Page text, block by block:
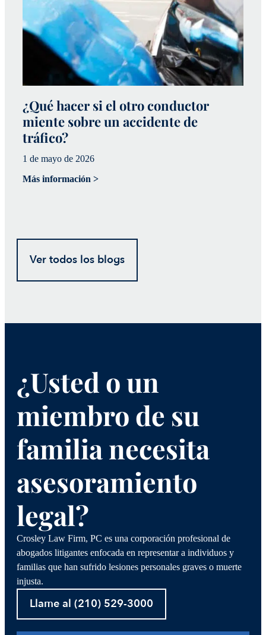
¿Qué hacer si el otro conductor
miente sobre un accidente de
tráfico?
1 de mayo de 2026
Más información >
Ver todos los blogs
¿Usted o un
miembro de su
familia necesita
asesoramiento
legal?
Crosley Law Firm, PC es una corporación profesional de
abogados litigantes enfocada en representar a individuos y
familias que han sufrido lesiones personales graves o muerte
injusta.
Llame al (210) 529-3000